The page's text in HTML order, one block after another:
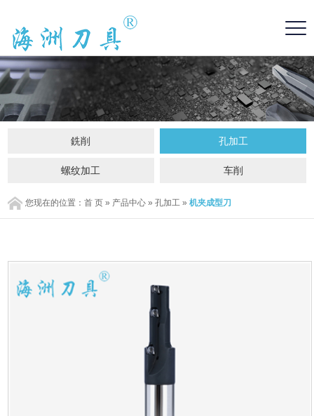
銑削 孔加工
螺纹加工 车削
您现在的位置：首 页 » 产品中心 »孔加工 »机夹成型刀